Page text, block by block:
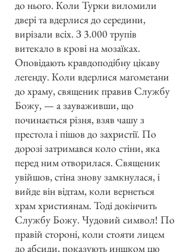
до нього. Коли Турки виломили
двері та вдерлися до середини,
вирізали всіх. З 3.000 трупів
витекало в крові на мозаїках.
Оповідають кравдоподібну цікаву
легенду. Коли вдерлися магометани
до храму, священик правив Службу
Божу, — а зауваживши, що
починається різня, взяв чашу з
престола і пішов до захристії. По
дорозі затримався коло стіни, яка
перед ним отворилася. Священик
увійшов, стіна знову замкнулася, і
вийде він відтам, коли вернеться
храм християнам. Тоді докінчить
Службу Божу. Чудовий символ! По
правій стороні, коли стояти лицем
до абсиди, показують иншком цю